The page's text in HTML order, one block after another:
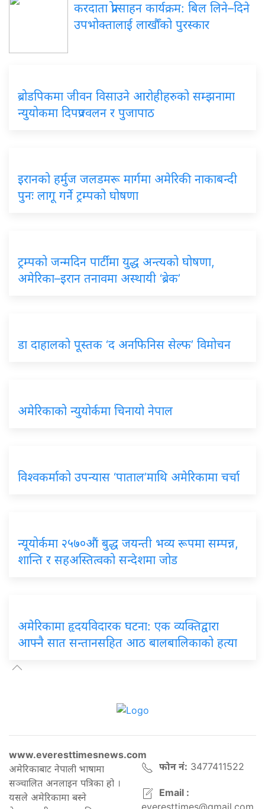
करदाता प्रोत्साहन कार्यक्रम: बिल लिने–दिने
उपभोक्तालाई लाखौँको पुरस्कार
ब्रोडपिकमा जीवन विसाउने आरोहीहरुको सम्झनामा
न्युयोकमा दिपप्रज्वलन र पुजापाठ
इरानको हर्मुज जलडमरू मार्गमा अमेरिकी नाकाबन्दी
पुनः लागू गर्ने ट्रम्पको घोषणा
ट्रम्पको जन्मदिन पार्टीमा युद्ध अन्त्यको घोषणा,
अमेरिका–इरान तनावमा अस्थायी ‘ब्रेक’
डा दाहालको पूस्तक ‘द अनफिनिस सेल्फ’ विमोचन
अमेरिकाको न्युयोर्कमा चिनायो नेपाल
विश्वकर्माको उपन्यास ‘पाताल’माथि अमेरिकामा चर्चा
न्यूयोर्कमा २५७०औं बुद्ध जयन्ती भव्य रूपमा सम्पन्न,
शान्ति र सहअस्तित्वको सन्देशमा जोड
अमेरिकामा हृदयविदारक घटना: एक व्यक्तिद्वारा
आफ्नै सात सन्तानसहित आठ बालबालिकाको हत्या
www.everesttimesnews.com
अमेरिकाबाट नेपाली भाषामा
सञ्चालित अनलाइन पत्रिका हो ।
यसले अमेरिकामा बस्ने
फोन नं: 3477411522
Email :